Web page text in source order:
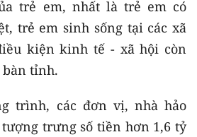
trẻ em, nhất là trẻ em có
trẻ em sinh sống tại các xã
kiện kinh tế - xã hội còn
tỉnh.
trình, các đơn vị, nhà hảo
trưng số tiền hơn 1,6 tỷ